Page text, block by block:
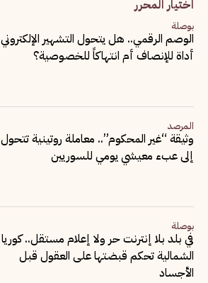
اختيار المحرر
بوصلة
الوصم الرقمي.. هل يتحول التشهير الإلكتروني
أداة للإنصاف أم انتهاكاً للخصوصية؟
المرصد
وثيقة “غير المحكوم”.. معاملة روتينية تتحول
إلى عبء معيشي يومي للسوريين
بوصلة
في بلد بلا إنترنت حر ولا إعلام مستقل.. كوريا
الشمالية تحكم قبضتها على العقول قبل
الأجساد